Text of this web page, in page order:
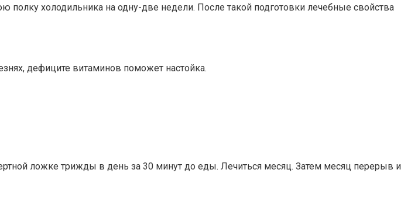
холодильника на одну-две недели. После такой подготовки лечебные свойства
дефиците витаминов поможет настойка.
ложке трижды в день за 30 минут до еды. Лечиться месяц. Затем месяц перерыв и